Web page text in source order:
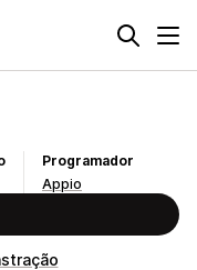
Programador
Appio